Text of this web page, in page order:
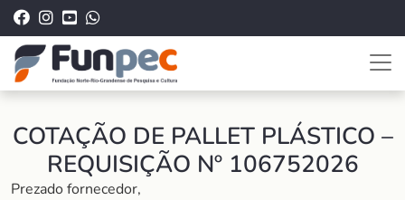
COTAÇÃO DE PALLET PLÁSTICO –
REQUISIÇÃO Nº 106752026
Prezado fornecedor,